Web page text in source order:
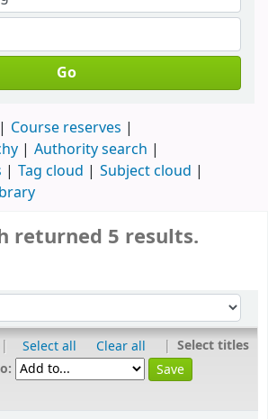
Go
Course reserves
Authority search
Tag cloud
Subject cloud
returned 5 results.
| Select all Clear all | Select titles